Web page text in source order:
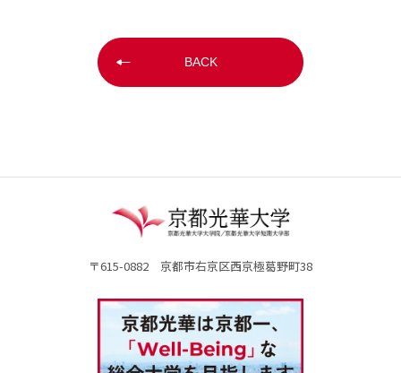
BACK
〒615-0882 京都市右京区西京極葛野町38